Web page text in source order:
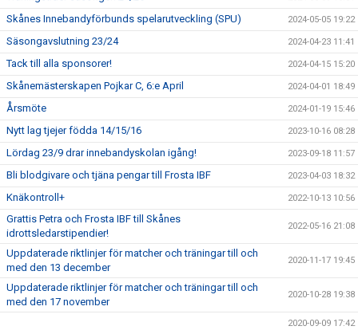
Skånes Innebandyförbunds spelarutveckling (SPU) 2024-05-05 19:22
Säsongavslutning 23/24 2024-04-23 11:41
Tack till alla sponsorer! 2024-04-15 15:20
Skånemästerskapen Pojkar C, 6:e April 2024-04-01 18:49
Årsmöte 2024-01-19 15:46
Nytt lag tjejer födda 14/15/16 2023-10-16 08:28
Lördag 23/9 drar innebandyskolan igång! 2023-09-18 11:57
Bli blodgivare och tjäna pengar till Frosta IBF 2023-04-03 18:32
Knäkontroll+ 2022-10-13 10:56
Grattis Petra och Frosta IBF till Skånes
idrottsledarstipendier!
2022-05-16 21:08
Uppdaterade riktlinjer för matcher och träningar till och
med den 13 december
2020-11-17 19:45
Uppdaterade riktlinjer för matcher och träningar till och
med den 17 november
2020-10-28 19:38
2020-09-09 17:42